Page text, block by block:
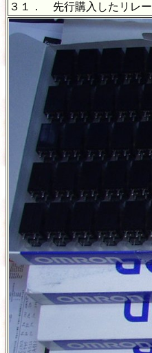
３１． 先行購入したリレー